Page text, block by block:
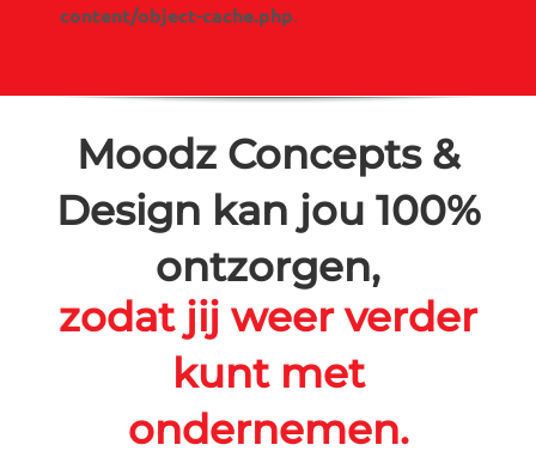
content/object-cache.php
Moodz Concepts &
Design kan jou 100%
ontzorgen,
zodat jij weer verder
kunt met
ondernemen.